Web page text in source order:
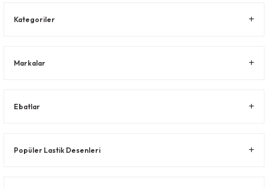
Kategoriler
Markalar
Ebatlar
Popüler Lastik Desenleri